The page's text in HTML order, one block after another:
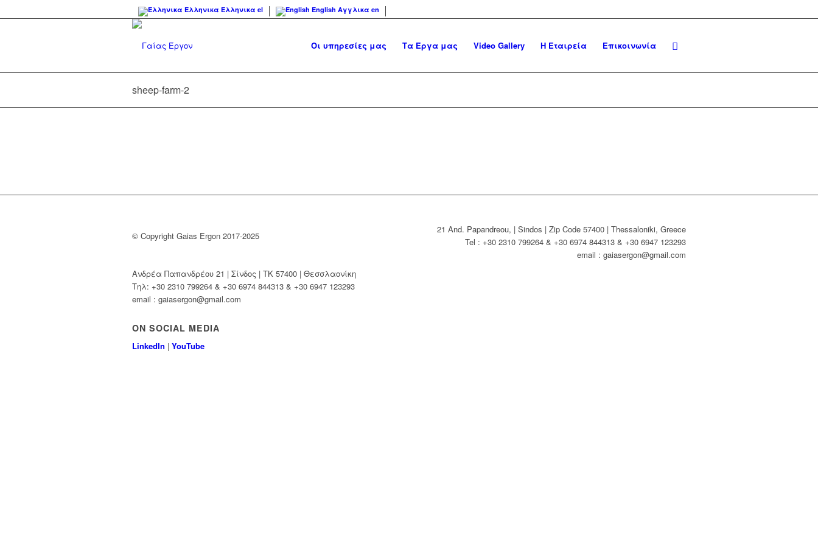
Ελληνικα Ελληνικα el English Αγγλικα en
Οι υπηρεσίες μας Τα Έργα μας Video Gallery Η Εταιρεία Επικοινωνία
sheep-farm-2
© Copyright Gaias Ergon 2017-2025
Ανδρέα Παπανδρέου 21 | Σίνδος | ΤΚ 57400 | Θεσσλαονίκη
Τηλ: +30 2310 799264 & +30 6974 844313 & +30 6947 123293
email : gaiasergon@gmail.com
ON SOCIAL MEDIA
LinkedIn | YouTube
21 And. Papandreou, | Sindos | Zip Code 57400 | Thessaloniki, Greece
Tel : +30 2310 799264 & +30 6974 844313 & +30 6947 123293
email : gaiasergon@gmail.com